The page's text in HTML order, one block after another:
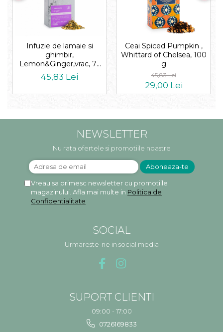
Infuzie de lamaie si
ghimbir,
Lemon&Ginger,vrac, 75
gr, Whittard of Chelsea
45,83 Lei
Ceai Spiced Pumpkin ,
Whittard of Chelsea, 100
g
45,83 Lei
29,00 Lei
NEWSLETTER
Nu rata ofertele si promotiile noastre
Vreau sa primesc newsletter cu promotiile
magazinului. Afla mai multe in Politica de
Confidentialitate
SOCIAL
Urmareste-ne in social media
SUPORT CLIENTI
09:00 - 17:00
0726169833